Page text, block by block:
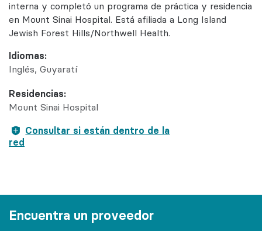
Idiomas:
Inglés Guyaratí
Residencias:
Mount Sinai Hospital
Consultar si están dentro de la
red
interna y completó un programa de práctica y residencia
en Mount Sinai Hospital. Está afiliada a Long Island
Jewish Forest Hills/Northwell Health.
Encuentra un proveedor